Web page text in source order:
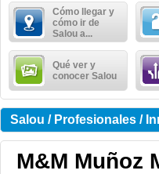
Cómo llegar y
cómo ir de
Salou a...
Qué ver y
conocer Salou
Salou / Profesionales /
M&M Muñoz